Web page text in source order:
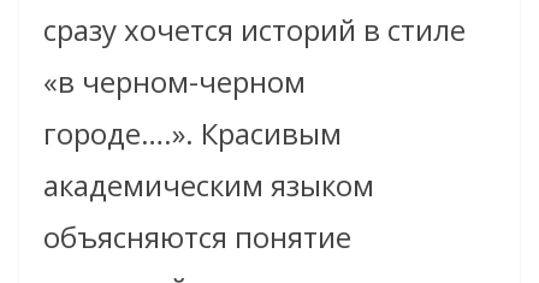
сразу хочется историй в стиле
«в черном-черном
городе….». Красивым
академическим языком
объясняются понятие